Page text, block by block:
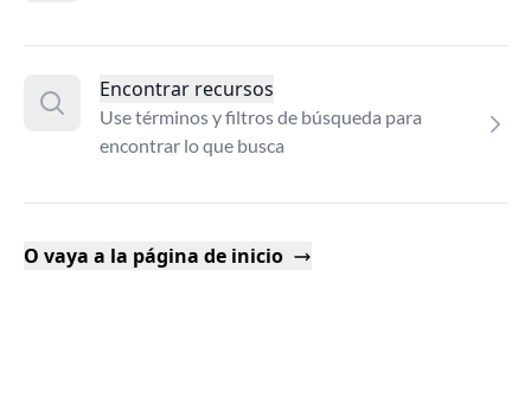
Encontrar recursos
Use términos y filtros de búsqueda para
encontrar lo que busca
O vaya a la página de inicio